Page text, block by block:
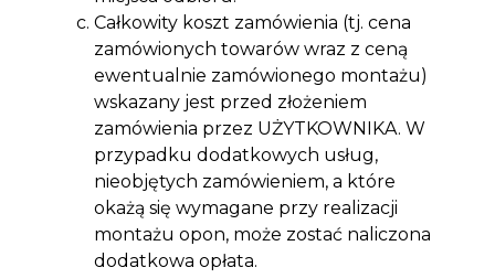
Całkowity koszt zamówienia (tj. cena
zamówionych towarów wraz z ceną
ewentualnie zamówionego montażu)
wskazany jest przed złożeniem
zamówienia przez UŻYTKOWNIKA. W
przypadku dodatkowych usług,
nieobjętych zamówieniem, a które
okażą się wymagane przy realizacji
montażu opon, może zostać naliczona
dodatkowa opłata.